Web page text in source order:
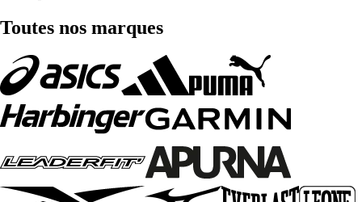
Toutes nos marques